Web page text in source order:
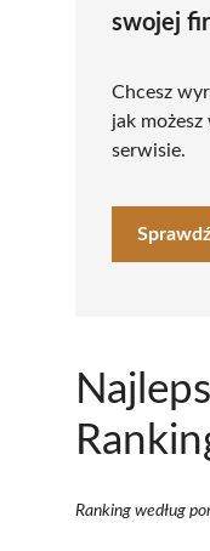
swojej
Chcesz
jak
serwisie.
Ranking według